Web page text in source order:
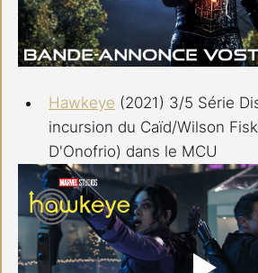
Hawkeye (2021) 3/5 Série
incursion du Caïd/Wilson
D'Onofrio) dans le MCU